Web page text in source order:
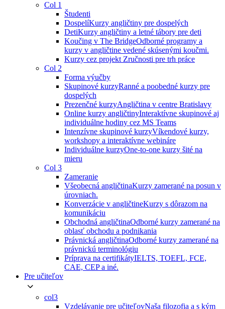
Col 1
Študenti
DospelíKurzy angličtiny pre dospelých
DetiKurzy angličtiny a letné tábory pre deti
Koučing v The BridgeOdborné programy a
kurzy v angličtine vedené skúsenými koučmi.
Kurzy cez projekt Zručnosti pre trh práce
Col 2
Forma výučby
Skupinové kurzyRanné a poobedné kurzy pre
dospelých
Prezenčné kurzyAngličtina v centre Bratislavy
Online kurzy angličtinyInteraktívne skupinové aj
individuálne hodiny cez MS Teams
Intenzívne skupinové kurzyVíkendové kurzy,
workshopy a interaktívne webináre
Individuálne kurzyOne-to-one kurzy šité na
mieru
Col 3
Zameranie
Všeobecná angličtinaKurzy zamerané na posun v
úrovniach.
Konverzácie v angličtineKurzy s dôrazom na
komunikáciu
Obchodná angličtinaOdborné kurzy zamerané na
oblasť obchodu a podnikania
Právnická angličtinaOdborné kurzy zamerané na
právnickú terminológiu
Príprava na certifikátyIELTS, TOEFL, FCE,
CAE, CEP a iné.
Pre učiteľov
col3
Vzdelávanie pre učiteľovNaša filozofia a s kým